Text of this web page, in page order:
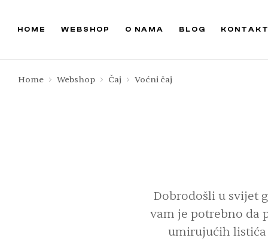
HOME WEBSHOP O NAMA BLOG
Home Webshop Čaj Voćni čaj
Dobrodošli u svijet
vam je potrebno da
umirujućih listića